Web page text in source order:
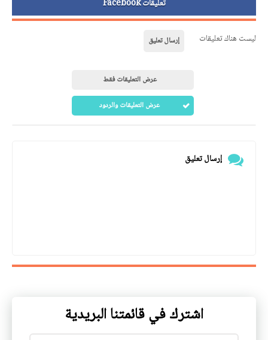
تعليقات Facebook
ليست هناك تعليقات إرسال تعليق
عرض التعليقات فقط
عرض التعليقات والردود
إرسال تعليق
اشترك في قائمتنا البريدية